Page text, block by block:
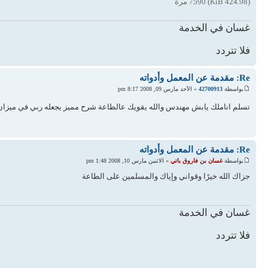
غسان في الخدمة
فلا تتردد
Re: مقدمة عن المعمل وأدواته
بواسطة 42700913 » الأحد مارس 09, 2008 8:17 pm
تسلم اناملك يابش مهندس والله يقويك عالطاعة شرح مميز يجعله ربي في
Re: مقدمة عن المعمل وأدواته
بواسطةغسان بن فاروق باتي » الاثنين مارس 10, 2008 1:48 pm
جزاك الله خيرًا وقواني وإياك والمسلمين على الطاعة
غسان في الخدمة
فلا تتردد